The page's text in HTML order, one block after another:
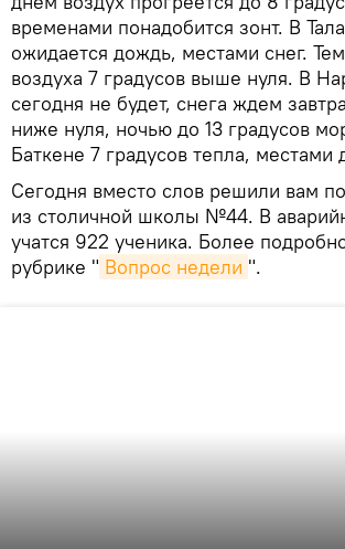
временами понадобится зонт. В
ожидается дождь, местами снег.
воздуха 7 градусов выше нуля. В
сегодня не будет, снега ждем
ниже нуля, ночью до 13 градусов
Баткене 7 градусов тепла, местами
Сегодня вместо слов решили вам
из столичной школы №44. В
учатся 922 ученика. Более
рубрике " Вопрос недели ".